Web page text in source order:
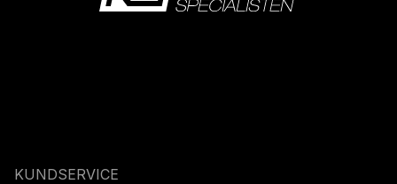
KUNDSERVICE